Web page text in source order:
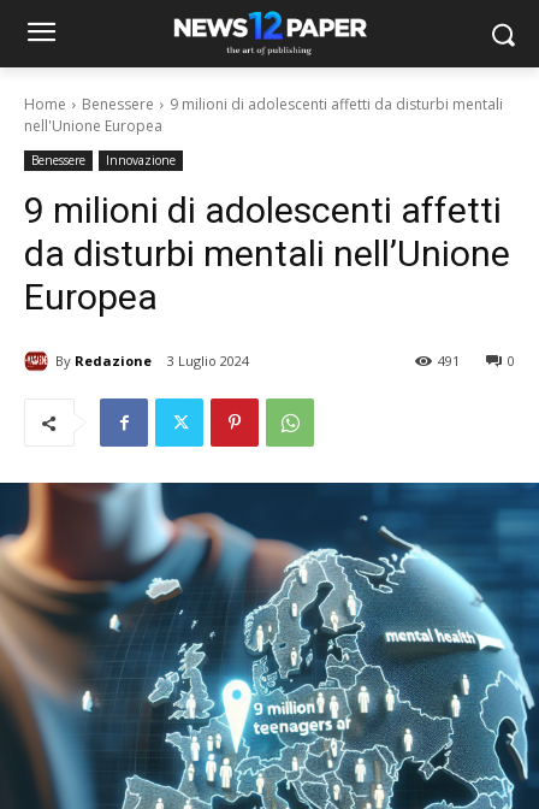
Home Benessere
9 milioni di adolescenti affetti da disturbi mentali
nell'Unione Europea
Benessere Innovazione
9 milioni di adolescenti affetti
da disturbi mentali nell’Unione
Europea
By Redazione 3 Luglio 2024 0
491